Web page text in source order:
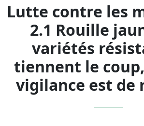
Lutte contre les
2.1 Rouille
variétés
tiennent le
vigilance est de